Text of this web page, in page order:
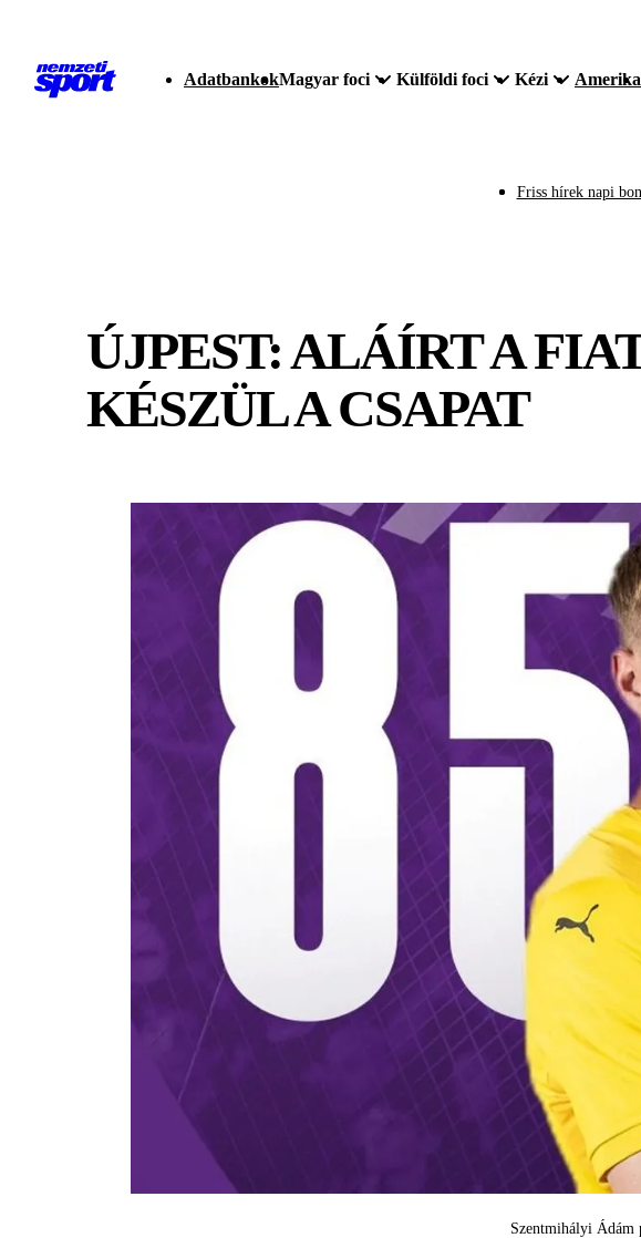
AdatbankokMagyar foci Külföldi foci Kézi Amerika
Friss hírek napi
ÚJPEST: ALÁÍRT A
KÉSZÜL A CSAPAT
Szentmihályi Ádám